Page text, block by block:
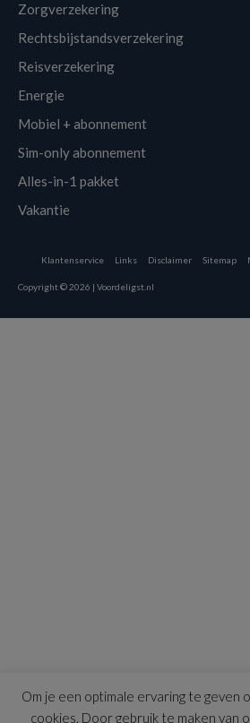
Zorgverzekering
Rechtsbijstandsverzekering
Reisverzekering
Energie
Mobiel + abonnement
Sim-only abonnement
Alles-in-1 pakket
Vakantie
Klantenservice Links Disclaimer Sitemap
Copyright © 2026 | Voordeligst.nl
Om je een optimale ervaring te geven
cookies. Door gebruik te maken van